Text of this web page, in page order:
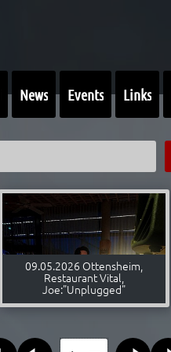
News Events Links
09.05.2026 Ottensheim,
Restaurant Vital,
Joe:"Unplugged"
Seite auswählen